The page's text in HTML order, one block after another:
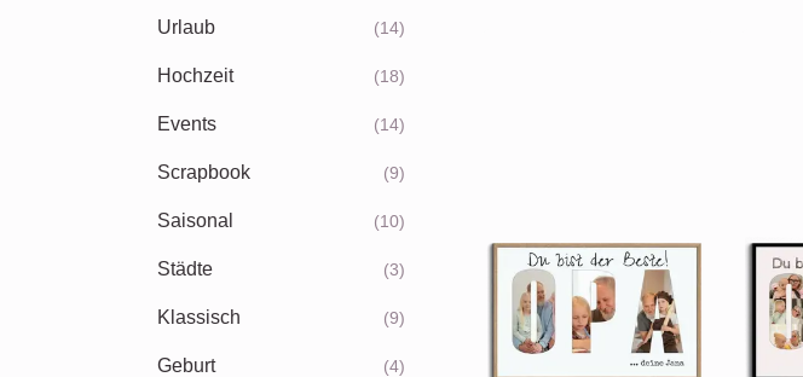
Urlaub (14)
Hochzeit (18)
Events (14)
Scrapbook (9)
Saisonal (10)
Städte (3)
Klassisch (9)
Geburt (4)